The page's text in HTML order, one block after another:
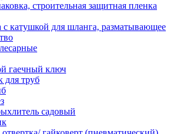
строительная защитная пленка
с катушкой для шланга, разматывающее
гаечный ключ
для труб
садовый